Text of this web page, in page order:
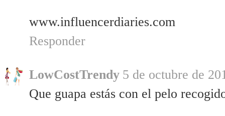
www.influencerdiaries.com
Responder
LowCostTrendy 5 de octubre de
Que guapa estás con el pelo